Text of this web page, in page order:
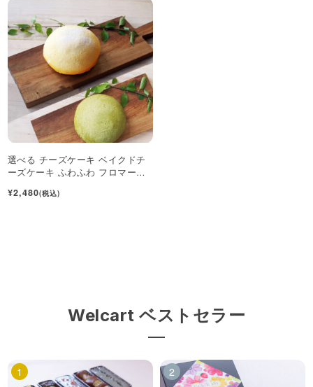
選べる チーズケーキ ベイクドチ
ーズケーキ ふわふわ フロマージ
¥2,480(税込)
Welcart ベストセラー